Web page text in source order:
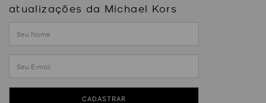
atualizações da Michael Kors
CADASTRAR